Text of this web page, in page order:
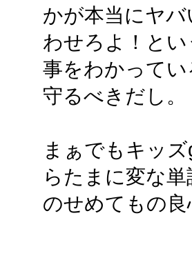
かが本当にヤ
わせろよ！と
事をわかって
守るべきだし。
まぁでもキッ
らたまに変な
のせめてもの